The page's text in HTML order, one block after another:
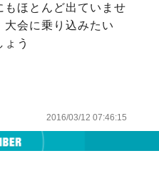
もほとんど出ていませ
大会に乗り込みたい
う
2016/03/12 07:46:15